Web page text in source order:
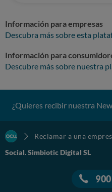
Información para empresas
Descubra más sobre esta
Información para
Descubre más sobre nuestra
¿Quieres recibir nuestra
Reclamar a una
Social. Simbiotic Digital SL